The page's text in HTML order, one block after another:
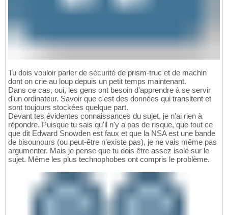
Tu dois vouloir parler de sécurité de prism-truc et de machin
dont on crie au loup depuis un petit temps maintenant.
Dans ce cas, oui, les gens ont besoin d'apprendre à se servir
d'un ordinateur. Savoir que c'est des données qui transitent et
sont toujours stockées quelque part.
Devant tes évidentes connaissances du sujet, je n'ai rien à
répondre. Puisque tu sais qu'il n'y a pas de risque, que tout ce
que dit Edward Snowden est faux et que la NSA est une bande
de bisounours (ou peut-être n'existe pas), je ne vais même pas
argumenter. Mais je pense que tu dois être assez isolé sur le
sujet. Même les plus technophobes ont compris le problème.